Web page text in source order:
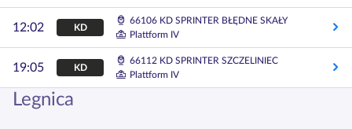
12:02 KD
66106 KD SPRINTER BŁĘDNE SKAŁY
Plattform IV
19:05 KD
66112 KD SPRINTER SZCZELINIEC
Plattform IV
Legnica